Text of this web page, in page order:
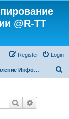
@R-TT
Login
Register
Удаление Информации с Диска
Search